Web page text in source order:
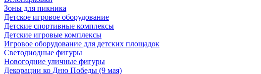
Зоны для пикника
Детское игровое оборудование
Детские спортивные комплексы
Детские игровые комплексы
Игровое оборудование для детских площадок
Светодиодные фигуры
Новогодние уличные фигуры
Декорации ко Дню Победы (9 мая)